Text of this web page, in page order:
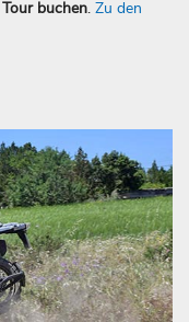
buchen. Zu den